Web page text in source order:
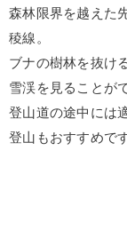
森林限界を越えた
稜線。
ブナの樹林を抜け
雪渓を見ることが
登山道の途中には
登山もおすすめです